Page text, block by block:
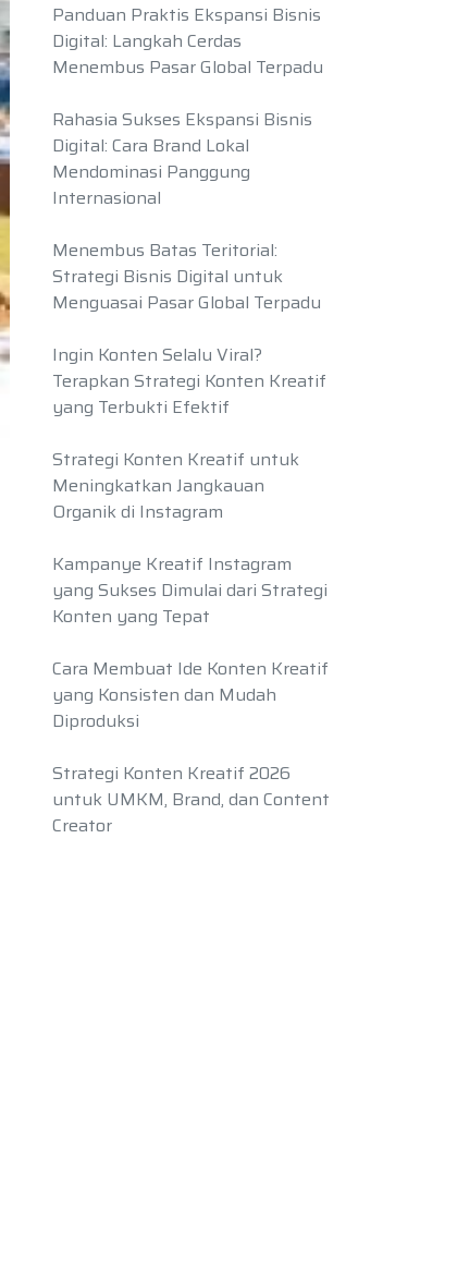
Panduan Praktis Ekspansi Bisnis
Digital: Langkah Cerdas
Menembus Pasar Global Terpadu
Rahasia Sukses Ekspansi Bisnis
Digital: Cara Brand Lokal
Mendominasi Panggung
Internasional
Menembus Batas Teritorial:
Strategi Bisnis Digital untuk
Menguasai Pasar Global Terpadu
Ingin Konten Selalu Viral?
Terapkan Strategi Konten Kreatif
yang Terbukti Efektif
Strategi Konten Kreatif untuk
Meningkatkan Jangkauan
Organik di Instagram
Kampanye Kreatif Instagram
yang Sukses Dimulai dari Strategi
Konten yang Tepat
Cara Membuat Ide Konten Kreatif
yang Konsisten dan Mudah
Diproduksi
Strategi Konten Kreatif 2026
untuk UMKM, Brand, dan Content
Creator